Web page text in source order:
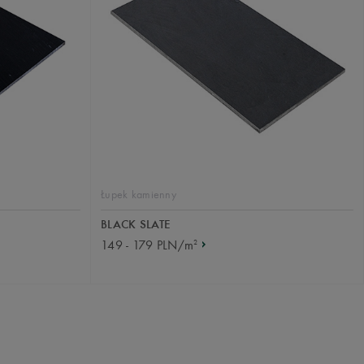
Łupek kamienny
BLACK SLATE
149 - 179 PLN/m2